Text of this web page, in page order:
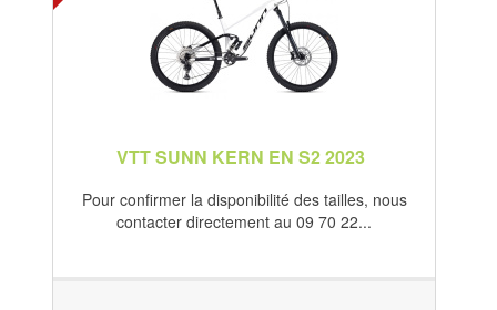
VTT SUNN KERN EN S2 2023
Pour confirmer la disponibilité des tailles, nous
contacter directement au 09 70 22...